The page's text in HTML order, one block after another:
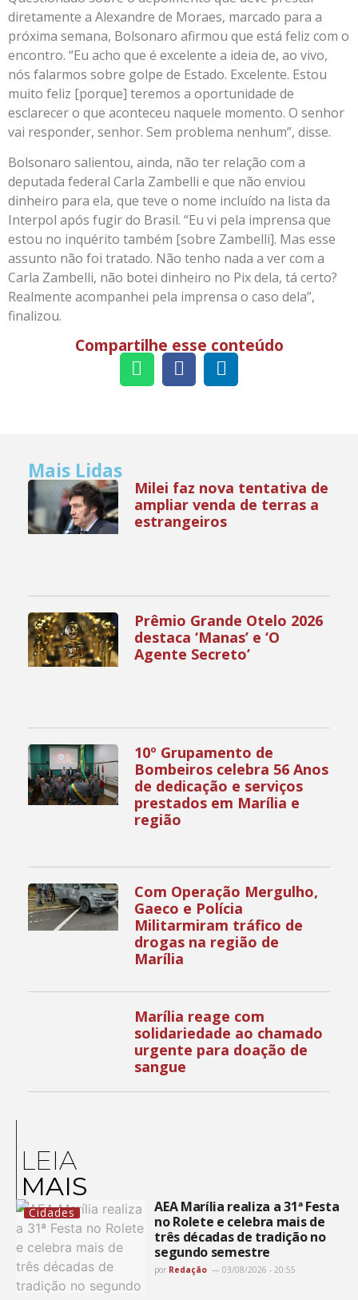
diretamente a Alexandre de Moraes, marcado para a
próxima semana, Bolsonaro afirmou que está feliz com o
encontro. “Eu acho que é excelente a ideia de, ao vivo,
nós falarmos sobre golpe de Estado. Excelente. Estou
muito feliz [porque] teremos a oportunidade de
esclarecer o que aconteceu naquele momento. O senhor
vai responder, senhor. Sem problema nenhum”, disse.
Bolsonaro salientou, ainda, não ter relação com a
deputada federal Carla Zambelli e que não enviou
dinheiro para ela, que teve o nome incluído na lista da
Interpol após fugir do Brasil. “Eu vi pela imprensa que
estou no inquérito também [sobre Zambelli]. Mas esse
assunto não foi tratado. Não tenho nada a ver com a
Carla Zambelli, não botei dinheiro no Pix dela, tá certo?
Realmente acompanhei pela imprensa o caso dela”,
finalizou.
Compartilhe esse conteúdo
Mais Lidas
Milei faz nova tentativa de
ampliar venda de terras a
estrangeiros
Prêmio Grande Otelo 2026
destaca ‘Manas’ e ‘O
Agente Secreto’
10º Grupamento de
Bombeiros celebra 56 Anos
de dedicação e serviços
prestados em Marília e
região
Com Operação Mergulho,
Gaeco e Polícia
Militarmiram tráfico de
drogas na região de
Marília
Marília reage com
solidariedade ao chamado
urgente para doação de
sangue
LEIA
MAIS
Cidades
AEA Marília realiza a 31ª Festa
no Rolete e celebra mais de
três décadas de tradição no
segundo semestre
por Redação 03/08/2026 - 20:55